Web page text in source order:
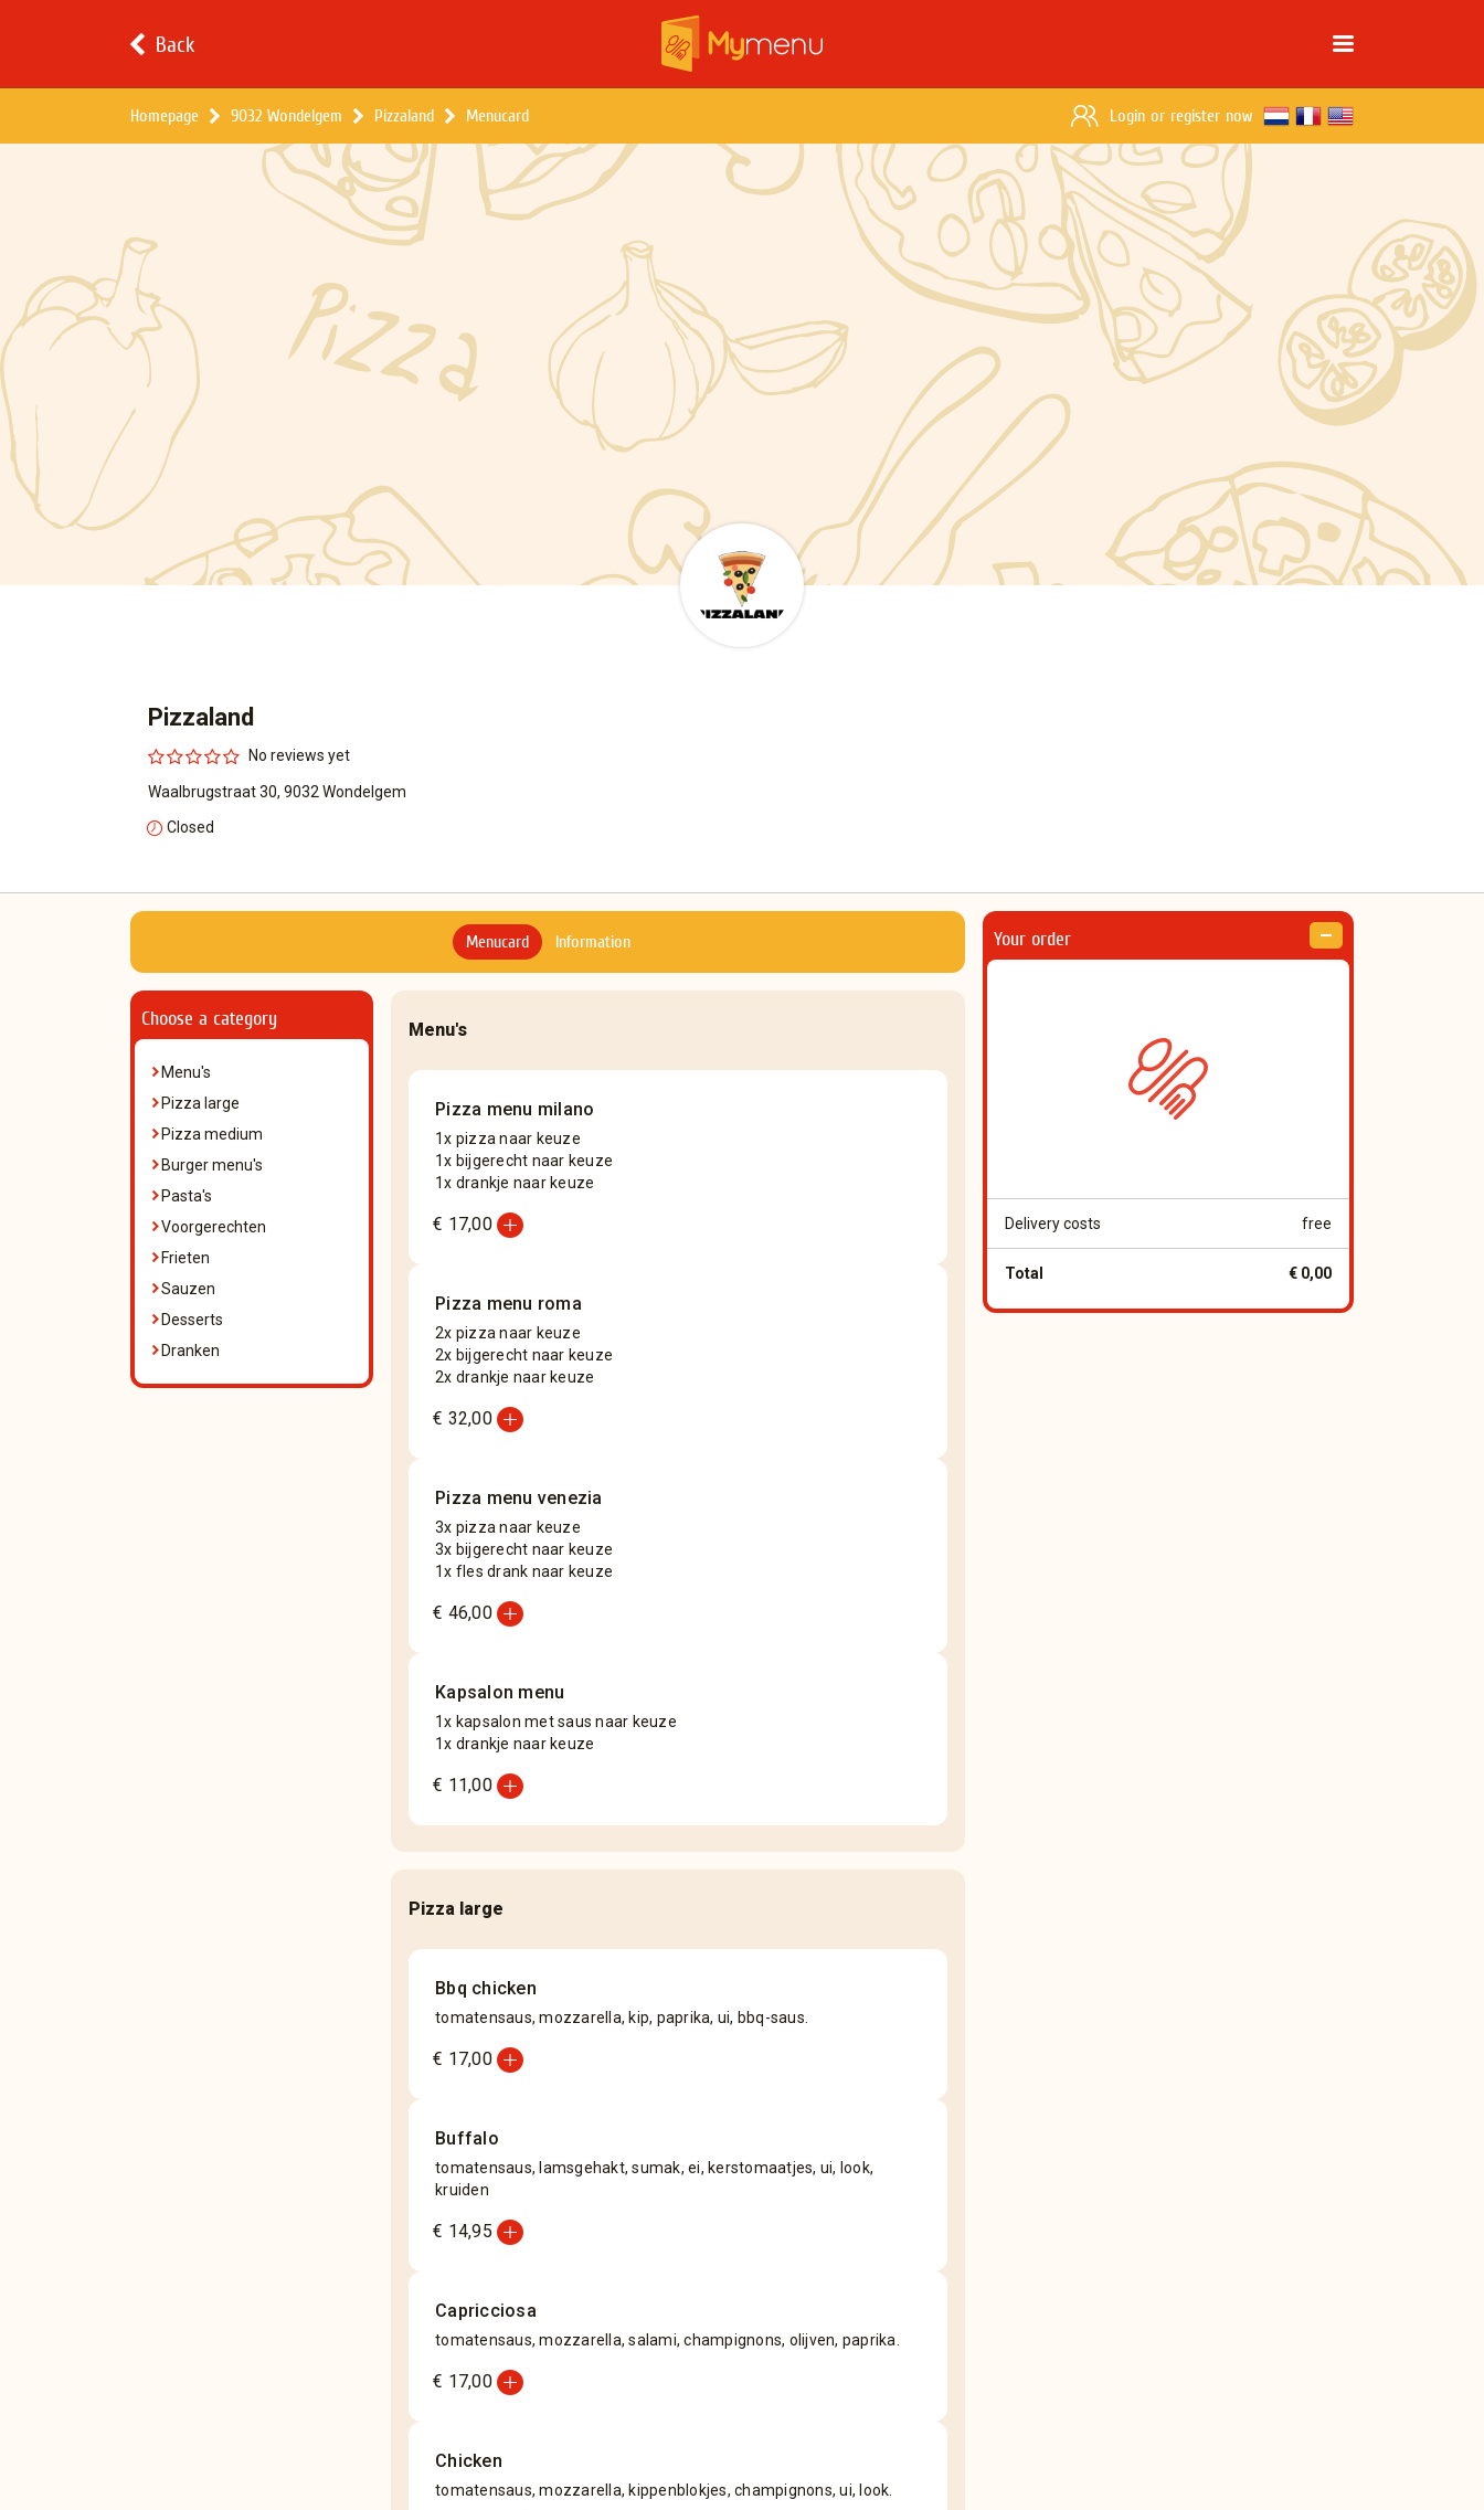
Back
Homepage 9032 Wondelgem Pizzaland Menucard Login or register now
Pizzaland
No reviews yet
Waalbrugstraat 30, 9032 Wondelgem
Closed
Your order
Delivery costs free
Total € 0,00
Menucard Information
Choose a category
Menu's
Pizza large
Pizza medium
Burger menu's
Pasta's
Voorgerechten
Frieten
Sauzen
Desserts
Dranken
Menu's
Pizza menu milano
1x pizza naar keuze
1x bijgerecht naar keuze
1x drankje naar keuze
€ 17,00add_circle
Pizza menu roma
2x pizza naar keuze
2x bijgerecht naar keuze
2x drankje naar keuze
€ 32,00add_circle
Pizza menu venezia
3x pizza naar keuze
3x bijgerecht naar keuze
1x fles drank naar keuze
€ 46,00add_circle
Kapsalon menu
1x kapsalon met saus naar keuze
1x drankje naar keuze
€ 11,00add_circle
Pizza large
Bbq chicken
tomatensaus, mozzarella, kip, paprika, ui, bbq-saus.
€ 17,00add_circle
Buffalo
tomatensaus, lamsgehakt, sumak, ei, kerstomaatjes, ui, look,
kruiden
€ 14,95 add_circle
Capricciosa
tomatensaus, mozzarella, salami, champignons, olijven, paprika.
€ 17,00add_circle
Chicken
tomatensaus, mozzarella, kippenblokjes, champignons, ui, look.